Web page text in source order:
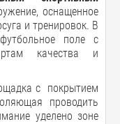
оснащенное
и тренировок. В
поле с
качества и
с покрытием
проводить
уделено зоне